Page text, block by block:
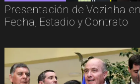
Presentación de Vozinha
Fecha, Estadio y Contrato